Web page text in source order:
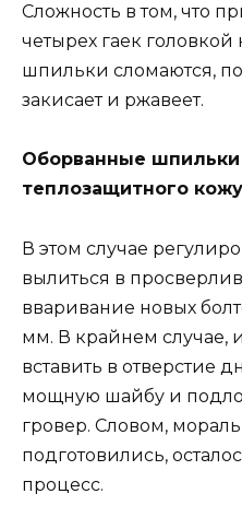
Сложность в том, что
четырех гаек головкой
шпильки сломаются,
закисает и ржавеет.
Оборванные
теплозащитного
В этом случае
вылиться в
вваривание новых
мм. В крайнем случае,
вставить в отверстие
мощную шайбу и
гровер. Словом,
подготовились,
процесс.